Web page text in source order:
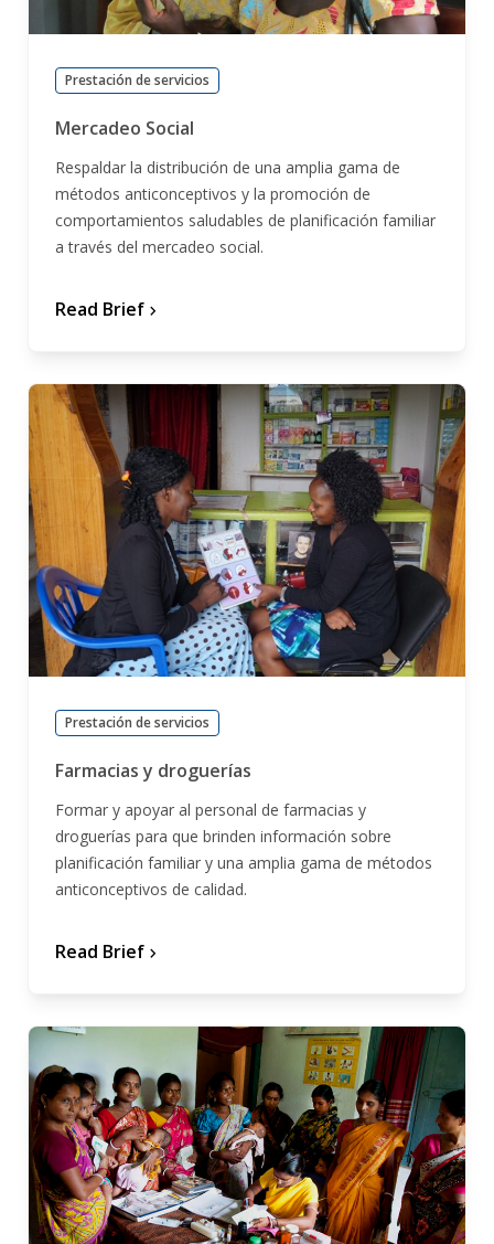
Prestación de servicios
Mercadeo Social
Respaldar la distribución de una amplia gama de
métodos anticonceptivos y la promoción de
comportamientos saludables de planificación familiar
a través del mercadeo social.
Read Brief chevron_forward
Prestación de servicios
Farmacias y droguerías
Formar y apoyar al personal de farmacias y
droguerías para que brinden información sobre
planificación familiar y una amplia gama de métodos
anticonceptivos de calidad.
Read Brief chevron_forward